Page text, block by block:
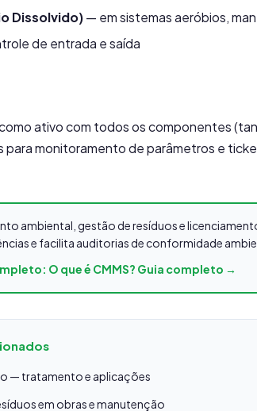
Dissolvido)— em sistemas aeróbios,
de entrada e saída
ativo com todos os componentes
para monitoramento de parâmetros e
ambiental, gestão de resíduos e
e facilita auditorias de conformidade
O que é CMMS? Guia completo →
— tratamento e aplicações
em obras e manutenção